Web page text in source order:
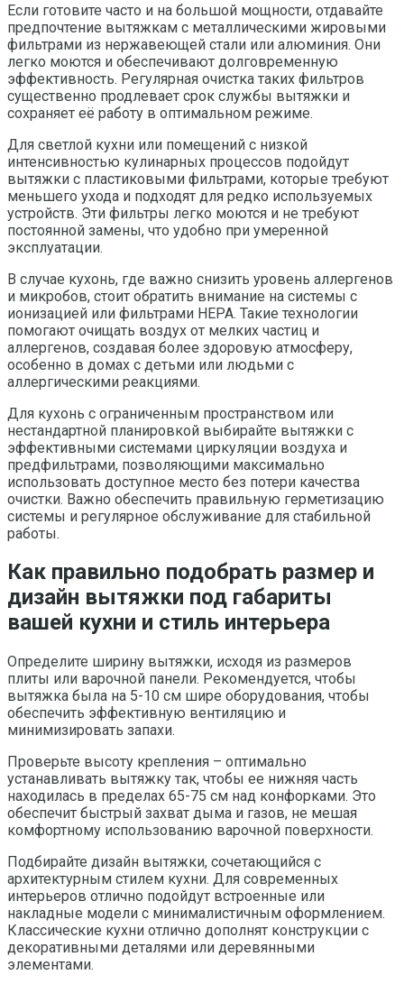
Если готовите часто и на большой мощности, отдавайте
предпочтение вытяжкам с металлическими жировыми
фильтрами из нержавеющей стали или алюминия. Они
легко моются и обеспечивают долговременную
эффективность. Регулярная очистка таких фильтров
существенно продлевает срок службы вытяжки и
сохраняет её работу в оптимальном режиме.
Для светлой кухни или помещений с низкой
интенсивностью кулинарных процессов подойдут
вытяжки с пластиковыми фильтрами, которые требуют
меньшего ухода и подходят для редко используемых
устройств. Эти фильтры легко моются и не требуют
постоянной замены, что удобно при умеренной
эксплуатации.
В случае кухонь, где важно снизить уровень аллергенов
и микробов, стоит обратить внимание на системы с
ионизацией или фильтрами HEPA. Такие технологии
помогают очищать воздух от мелких частиц и
аллергенов, создавая более здоровую атмосферу,
особенно в домах с детьми или людьми с
аллергическими реакциями.
Для кухонь с ограниченным пространством или
нестандартной планировкой выбирайте вытяжки с
эффективными системами циркуляции воздуха и
предфильтрами, позволяющими максимально
использовать доступное место без потери качества
очистки. Важно обеспечить правильную герметизацию
системы и регулярное обслуживание для стабильной
работы.
Как правильно подобрать размер и
дизайн вытяжки под габариты
вашей кухни и стиль интерьера
Определите ширину вытяжки, исходя из размеров
плиты или варочной панели. Рекомендуется, чтобы
вытяжка была на 5-10 см шире оборудования, чтобы
обеспечить эффективную вентиляцию и
минимизировать запахи.
Проверьте высоту крепления – оптимально
устанавливать вытяжку так, чтобы ее нижняя часть
находилась в пределах 65-75 см над конфорками. Это
обеспечит быстрый захват дыма и газов, не мешая
комфортному использованию варочной поверхности.
Подбирайте дизайн вытяжки, сочетающийся с
архитектурным стилем кухни. Для современных
интерьеров отлично подойдут встроенные или
накладные модели с минималистичным оформлением.
Классические кухни отлично дополнят конструкции с
декоративными деталями или деревянными
элементами.